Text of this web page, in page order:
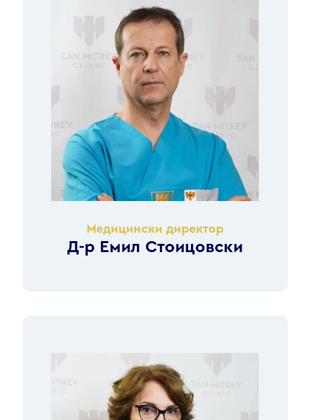
Медицински директор
Д-р Емил Стоицовски